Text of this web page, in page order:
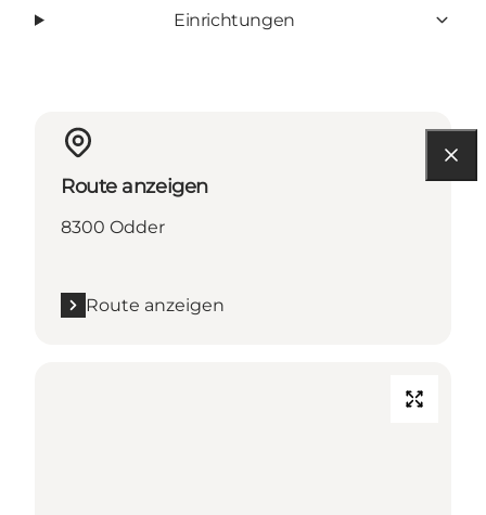
Einrichtungen
Route anzeigen
8300 Odder
Route anzeigen